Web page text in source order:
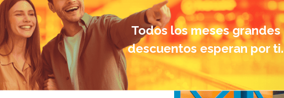
Todos los meses grandes
descuentos esperan por ti.